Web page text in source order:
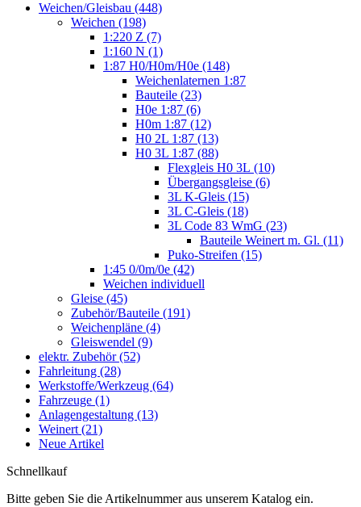
Weichen/Gleisbau (448)
Weichen (198)
1:220 Z (7)
1:160 N (1)
1:87 H0/H0m/H0e (148)
Weichenlaternen 1:87
Bauteile (23)
H0e 1:87 (6)
H0m 1:87 (12)
H0 2L 1:87 (13)
H0 3L 1:87 (88)
Flexgleis H0 3L (10)
Übergangsgleise (6)
3L K-Gleis (15)
3L C-Gleis (18)
3L Code 83 WmG (23)
Bauteile Weinert m. Gl. (11)
Puko-Streifen (15)
1:45 0/0m/0e (42)
Weichen individuell
Gleise (45)
Zubehör/Bauteile (191)
Weichenpläne (4)
Gleiswendel (9)
elektr. Zubehör (52)
Fahrleitung (28)
Werkstoffe/Werkzeug (64)
Fahrzeuge (1)
Anlagengestaltung (13)
Weinert (21)
Neue Artikel
Schnellkauf
Bitte geben Sie die Artikelnummer aus unserem Katalog ein.